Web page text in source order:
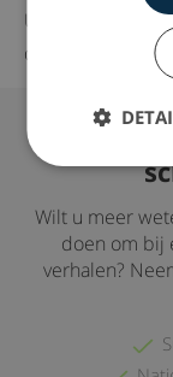
U kunt de hele
de
Vragen
Wilt u meer
doen om bij
verhalen?